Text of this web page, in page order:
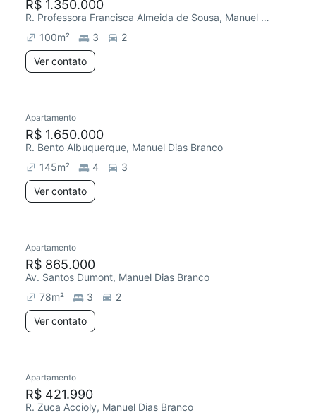
R$ 1.350.000
R. Professora Francisca Almeida de Sousa, Manuel Dias Branco
100m² 3
2
Ver contato
Apartamento
R$ 1.650.000
R. Bento Albuquerque, Manuel Dias Branco
145m² 4
3
Ver contato
Apartamento
R$ 865.000
Av. Santos Dumont, Manuel Dias Branco
78m² 3
2
Ver contato
Apartamento
R$ 421.990
R. Zuca Accioly, Manuel Dias Branco